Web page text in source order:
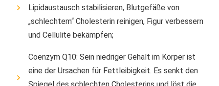
Lipidaustausch stabilisieren, Blutgefäße von
„schlechtem“ Cholesterin reinigen, Figur verbessern
und Cellulite bekämpfen;
Coenzym Q10: Sein niedriger Gehalt im Körper ist
eine der Ursachen für Fettleibigkeit. Es senkt den